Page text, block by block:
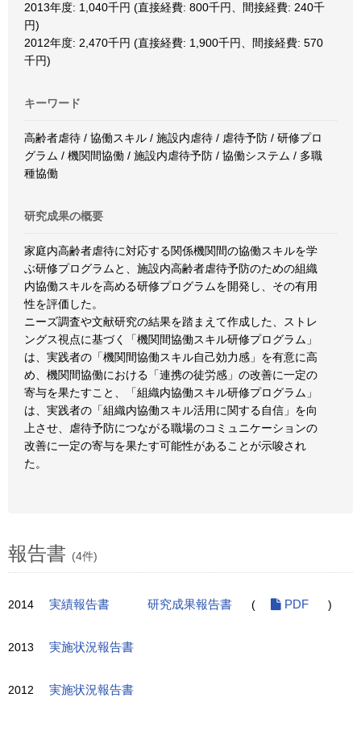
2013年度: 1,040千円 (直接経費: 800千円、間接経費: 240千
円)
2012年度: 2,470千円 (直接経費: 1,900千円、間接経費: 570
千円)
キーワード
高齢者虐待 / 協働スキル / 施設内虐待 / 虐待予防 / 研修プロ
グラム / 機関間協働 / 施設内虐待予防 / 協働システム / 多職
種協働
研究成果の概要
家庭内高齢者虐待に対応する関係機関間の協働スキルを学
ぶ研修プログラムと、施設内高齢者虐待予防のための組織
内協働スキルを高める研修プログラムを開発し、その有用
性を評価した。
ニーズ調査や文献研究の結果を踏まえて作成した、ストレ
ングス視点に基づく「機関間協働スキル研修プログラム」
は、実践者の「機関間協働スキル自己効力感」を有意に高
め、機関間協働における「連携の徒労感」の改善に一定の
寄与を果たすこと、「組織内協働スキル研修プログラム」
は、実践者の「組織内協働スキル活用に関する自信」を向
上させ、虐待予防につながる職場のコミュニケーションの
改善に一定の寄与を果たす可能性があることが示唆され
た。
報告書 (4件)
2014 実績報告書 研究成果報告書 ( PDF )
2013 実施状況報告書
2012 実施状況報告書